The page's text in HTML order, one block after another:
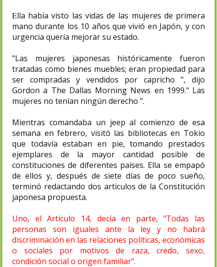
Ella había visto las vidas de las mujeres de primera
mano durante los 10 años que vivió en Japón, y con
urgencia quería mejorar su estado.
"Las mujeres japonesas históricamente fueron
tratadas como bienes muebles; eran propiedad para
ser compradas y vendidos por capricho ", dijo
Gordon a The Dallas Morning News en 1999." Las
mujeres no tenían ningún derecho ".
Mientras comandaba un jeep al comienzo de esa
semana en febrero, visitó las bibliotecas en Tokio
que todavía estaban en pie, tomando prestados
ejemplares de la mayor cantidad posible de
constituciones de diferentes países. Ella se empapó
de ellos y, después de siete días de poco sueño,
terminó redactando dos artículos de la Constitución
japonesa propuesta.
Uno, el Artículo 14, decía en parte, "Todas las
personas son iguales ante la ley y no habrá
discriminación en las relaciones políticas, económicas
o sociales por motivos de raza, credo, sexo,
condición social o origen familiar".